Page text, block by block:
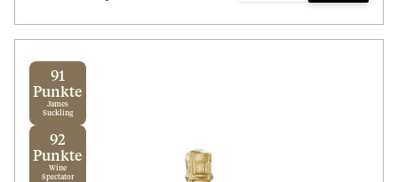
91
Punkte
James
Suckling
92
Punkte
Wine
Spectator